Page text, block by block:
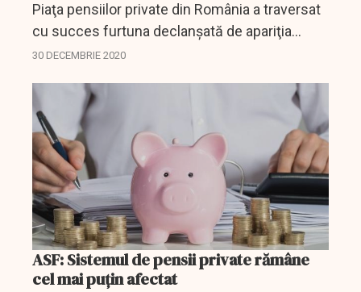
Piaţa pensiilor private din România a traversat
cu succes furtuna declanşată de apariţia
virusului SARS-CoV-2, care rescrie istoria
financiar...
30 DECEMBRIE 2020
ASF: Sistemul de pensii private rămâne
cel mai puţin afectat